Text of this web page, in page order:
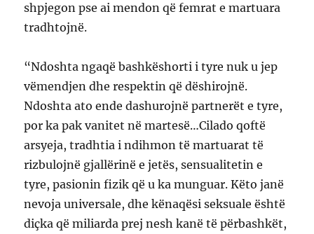
shpjegon pse ai mendon që femrat e martuara
tradhtojnë.
“Ndoshta ngaqë bashkëshorti i tyre nuk u jep
vëmendjen dhe respektin që dëshirojnë.
Ndoshta ato ende dashurojnë partnerët e tyre,
por ka pak vanitet në martesë…Cilado qoftë
arsyeja, tradhtia i ndihmon të martuarat të
rizbulojnë gjallërinë e jetës, sensualitetin e
tyre, pasionin fizik që u ka munguar. Këto janë
nevoja universale, dhe kënaqësi seksuale është
diçka që miliarda prej nesh kanë të përbashkët,